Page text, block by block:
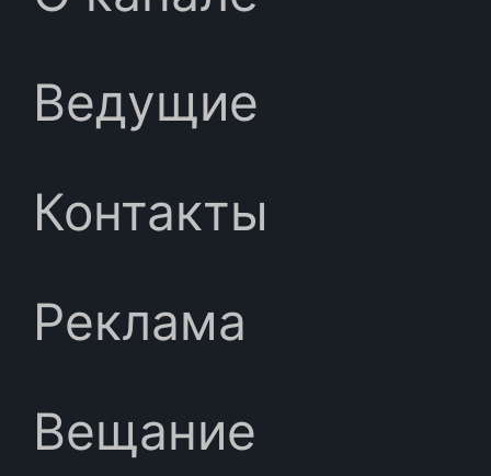
Ведущие
Контакты
Реклама
Вещание